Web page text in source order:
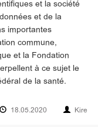
et la société
et de la
importantes
commune,
et la Fondation
à ce sujet le
de la santé.
18.05.2020 Kire